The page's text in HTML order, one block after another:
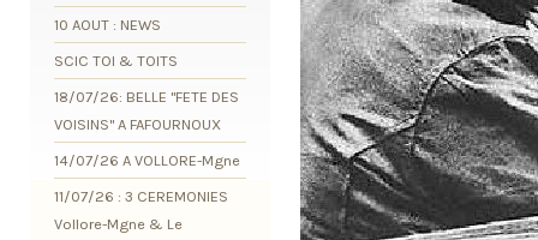
10 AOUT : NEWS
SCIC TOI & TOITS
18/07/26: BELLE "FETE DES
VOISINS" A FAFOURNOUX
14/07/26 A VOLLORE-Mgne
11/07/26 : 3 CEREMONIES
Vollore-Mgne & Le